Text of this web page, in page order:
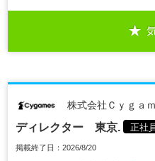
株式会社Ｃｙｇａ
ディレクター 東京. 正社
掲載終了日：2026/8/20